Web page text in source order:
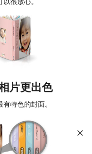
片更出色
特色的封面。